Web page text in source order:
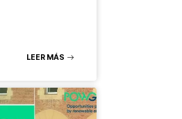
LEER MÁS